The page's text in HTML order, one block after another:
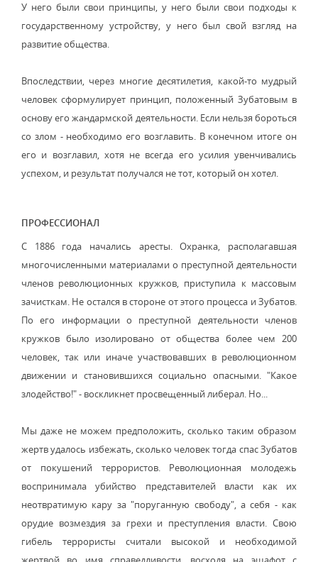
У него были свои принципы, у него были свои подходы к
государственному устройству, у него был свой взгляд на
развитие общества.
Впоследствии, через многие десятилетия, какой-то мудрый
человек сформулирует принцип, положенный Зубатовым в
основу его жандармской деятельности. Если нельзя бороться
со злом - необходимо его возглавить. В конечном итоге он
его и возглавил, хотя не всегда его усилия увенчивались
успехом, и результат получался не тот, который он хотел.
ПРОФЕССИОНАЛ
С 1886 года начались аресты. Охранка, располагавшая
многочисленными материалами о преступной деятельности
членов революционных кружков, приступила к массовым
зачисткам. Не остался в стороне от этого процесса и Зубатов.
По его информации о преступной деятельности членов
кружков было изолировано от общества более чем 200
человек, так или иначе участвовавших в революционном
движении и становившихся социально опасными. "Какое
злодейство!" - воскликнет просвещенный либерал. Но...
Мы даже не можем предположить, сколько таким образом
жертв удалось избежать, сколько человек тогда спас Зубатов
от покушений террористов. Революционная молодежь
воспринимала убийство представителей власти как их
неотвратимую кару за "поруганную свободу", а себя - как
орудие возмездия за грехи и преступления власти. Свою
гибель террористы считали высокой и необходимой